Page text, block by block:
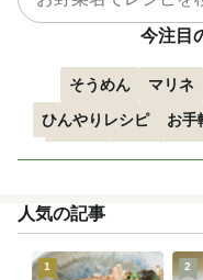
今注目
そうめん マリネ
ひんやりレシピ
お手
人気の記事
1 2